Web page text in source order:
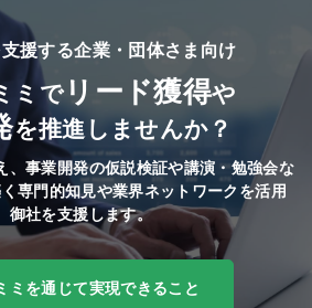
援する企業・団体さま向け
ミでリード獲得や
を推進しませんか？
、事業開発の仮説検証や講演・勉強会な
専門的知見や業界ネットワークを活用
御社を支援します。
ミを通じて実現できること